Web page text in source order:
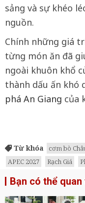
sảng và sự khéo
nguồn.
Chính những giá
từng món ăn đã
ngoài khuôn khổ
thành dấu ấn khó
phá An Giang của
Từ khóa cơm bò
APEC 2027
Rạch Giá
Bạn có thể quan